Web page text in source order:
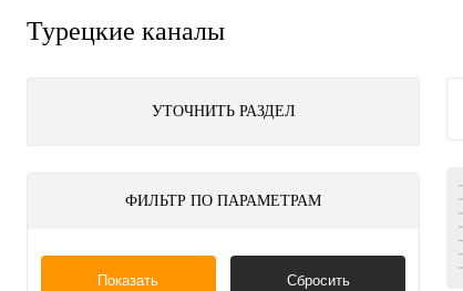
Турецкие каналы
УТОЧНИТЬ РАЗДЕЛ
ФИЛЬТР ПО ПАРАМЕТРАМ
Показать Сбросить